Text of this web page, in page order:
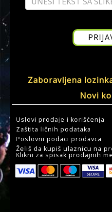
Zaboravljena
Novi
Uslovi prodaje i korišćenja
Zaštita ličnih podataka
Poslovni podaci prodavca
Želiš da kupiš ulaznicu na
Klikni za spisak prodajnih